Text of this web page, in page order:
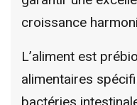
croissance
L’aliment est
alimentaires
bactéries